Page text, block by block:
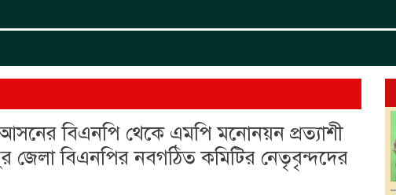
বিএনপি থেকে এমপি মনোনয়ন প্রত্যাশী
জেলা বিএনপির নবগঠিত কমিটির নেতৃবৃন্দদের